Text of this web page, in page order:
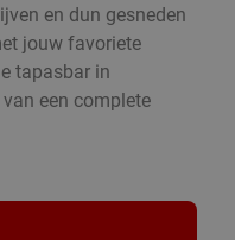
en dun gesneden
jouw favoriete
tapasbar in
een complete